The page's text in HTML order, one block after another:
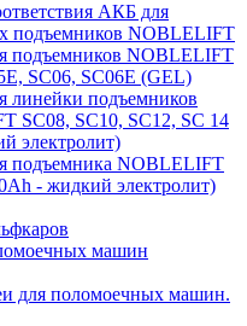
АКБ для
подъемников NOBLELIFT
подъемников NOBLELIFT
SC06, SC06E (GEL)
линейки подъемников
SC08, SC10, SC12, SC 14
электролит)
подъемника NOBLELIFT
- жидкий электролит)
машин
для поломоечных машин.